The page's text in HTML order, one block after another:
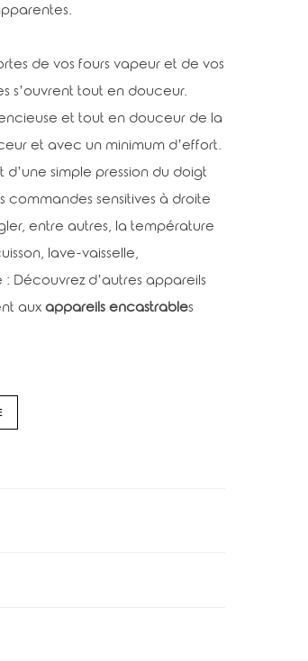
de vos fours vapeur et de vos
s’ouvrent tout en douceur.
et tout en douceur de la
et avec un minimum d’effort.
d’une simple pression du doigt
commandes sensitives à droite
entre autres, la température
lave-vaisselle,
Découvrez d’autres appareils
auxappareils encastrables